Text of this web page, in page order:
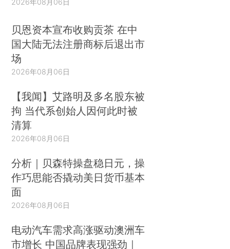
2026年08月06日
贝恩资本宣布收购贡茶 在中
国大陆无法注册商标后退出市
场
2026年08月06日
【我闻】艾路明及多名股东被
拘 当代系创始人因何此时被
清算
2026年08月06日
分析｜贝森特操盘稳日元，操
作巧思能否撬动美日货币基本
面
2026年08月06日
电动汽车需求高涨驱动澳洲车
市增长 中国品牌表现强劲｜